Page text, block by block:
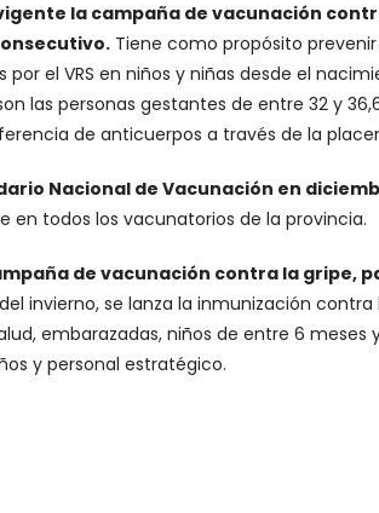
la campaña de vacunación
Tiene como propósito
el VRS en niños y niñas desde el
las personas gestantes de entre 32 y
de anticuerpos a través de la
Nacional de Vacunación en
en todos los vacunatorios de la provincia.
de vacunación contra la gripe,
invierno, se lanza la inmunización
embarazadas, niños de entre 6
y personal estratégico.